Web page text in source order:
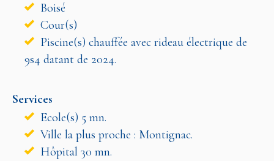
Boisé
Cour(s)
Piscine(s) chauffée avec rideau électrique de
9s4 datant de 2024.
Services
Ecole(s) 5 mn.
Ville la plus proche : Montignac.
Hôpital 30 mn.